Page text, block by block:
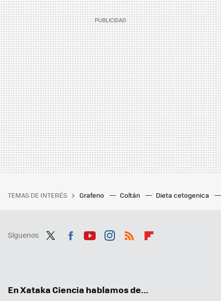
TEMAS DE INTERÉS Grafeno Coltán Dieta cetogenica
Síguenos
En Xataka Ciencia hablamos de...